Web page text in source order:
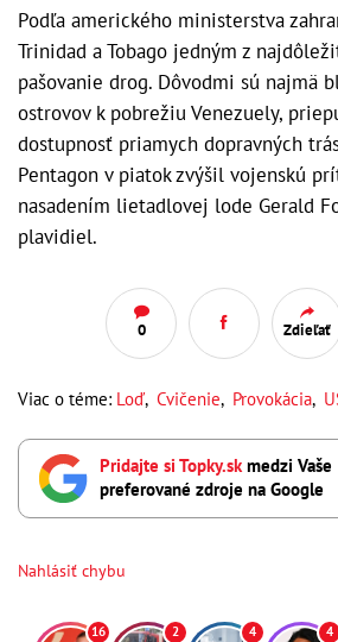
Podľa amerického ministerstva
Trinidad a Tobago jedným z
pašovanie drog. Dôvodmi sú najmä
ostrovov k pobrežiu Venezuely,
dostupnosť priamych dopravných
Pentagon v piatok zvýšil vojenskú
nasadením lietadlovej lode Gerald
plavidiel.
0 Zdieľať
Viac o téme: Loď, Cvičenie, Provokácia,
Pridajte si Topky.skmedzi Vaše
preferované zdroje na Google
Nahlásiť chybu
16 2 4 4